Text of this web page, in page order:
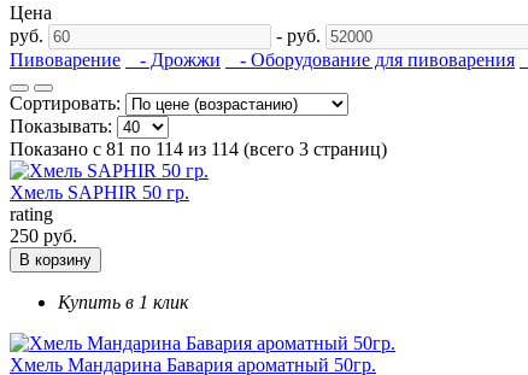
Цена
руб.
- руб.
Пивоварение
- Дрожжи - Оборудование для пивоварения
Сортировать:
Показывать:
Показано с 81 по 114 из 114 (всего 3 страниц)
Хмель SAPHIR 50 гр.
rating
250 руб.
В корзину
Купить в 1 клик
Хмель Мандарина Бавария ароматный 50гр.